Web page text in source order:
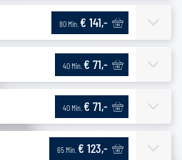
80 Min. € 141,-
40 Min. € 71,-
40 Min. € 71,-
65 Min. € 123,-